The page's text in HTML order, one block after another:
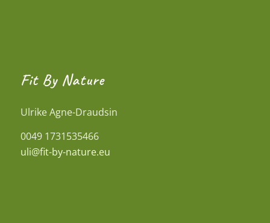
Fit By Nature
Ulrike Agne-Draudsin
0049 1731535466
uli@fit-by-nature.eu